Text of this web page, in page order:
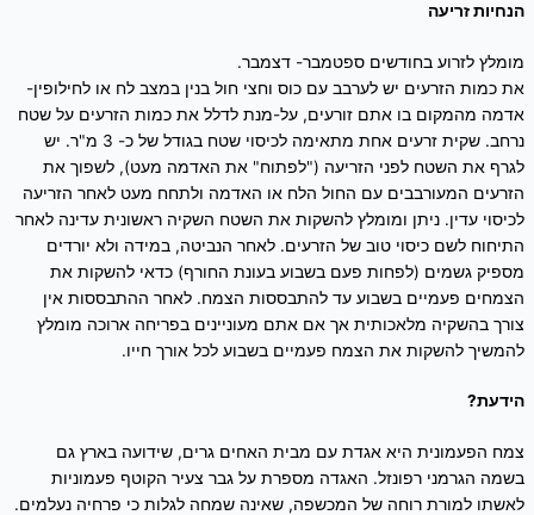
הנחיות זריעה
מומלץ לזרוע בחודשים ספטמבר- דצמבר.
את כמות הזרעים יש לערבב עם כוס וחצי חול בנין במצב לח או לחילופין-
אדמה מהמקום בו אתם זורעים, על-מנת לדלל את כמות הזרעים על שטח
נרחב. שקית זרעים אחת מתאימה לכיסוי שטח בגודל של כ- 3 מ"ר. יש
לגרף את השטח לפני הזריעה ("לפתוח" את האדמה מעט), לשפוך את
הזרעים המעורבבים עם החול הלח או האדמה ולתחח מעט לאחר הזריעה
לכיסוי עדין. ניתן ומומלץ להשקות את השטח השקיה ראשונית עדינה לאחר
התיחוח לשם כיסוי טוב של הזרעים. לאחר הנביטה, במידה ולא יורדים
מספיק גשמים (לפחות פעם בשבוע בעונת החורף) כדאי להשקות את
הצמחים פעמיים בשבוע עד להתבססות הצמח. לאחר ההתבססות אין
צורך בהשקיה מלאכותית אך אם אתם מעוניינים בפריחה ארוכה מומלץ
להמשיך להשקות את הצמח פעמיים בשבוע לכל אורך חייו.
הידעת?
צמח הפעמונית היא אגדת עם מבית האחים גרים, שידועה בארץ גם
בשמה הגרמני רפונזל. האגדה מספרת על גבר צעיר הקוטף פעמוניות
לאשתו למורת רוחה של המכשפה, שאינה שמחה לגלות כי פרחיה נעלמים.